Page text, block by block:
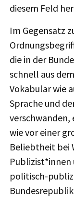
diesem Feld
Im Gegensatz
die in der
schnell aus
Vokabular wie
Sprache und
wie vor einer
Beliebtheit bei
politisch-